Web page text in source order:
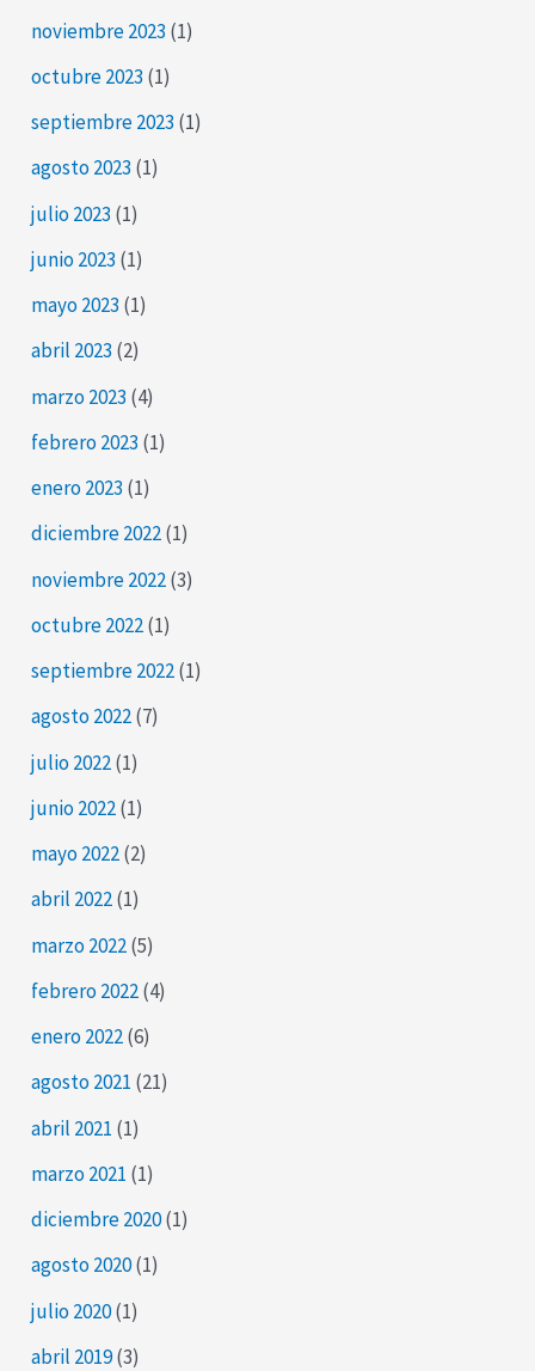
noviembre 2023 (1)
octubre 2023 (1)
septiembre 2023 (1)
agosto 2023 (1)
julio 2023 (1)
junio 2023 (1)
mayo 2023 (1)
abril 2023 (2)
marzo 2023 (4)
febrero 2023 (1)
enero 2023 (1)
diciembre 2022(1)
noviembre 2022(3)
octubre 2022(1)
septiembre 2022(1)
agosto 2022(7)
julio 2022(1)
junio 2022(1)
mayo 2022(2)
abril 2022(1)
marzo 2022(5)
febrero 2022(4)
enero 2022(6)
agosto 2021 (21)
abril 2021 (1)
marzo 2021 (1)
diciembre 2020(1)
agosto 2020(1)
julio 2020(1)
abril 2019(3)